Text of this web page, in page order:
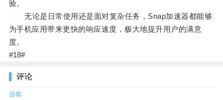
验。
无论是日常使用还是面对复杂任务，Snap加速器都能够
为手机应用带来更快的响应速度，极大地提升用户的满意
度。
#18#
评论
游客